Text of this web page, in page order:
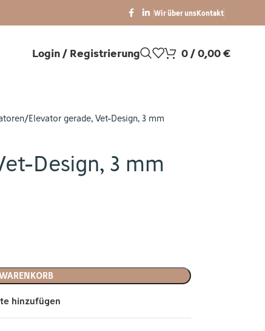
Wir über unsKontakt
Login / Registrierung 0/0,00€
Elevator gerade, Vet-Design, 3 mm
Design, 3 mm
hinzufügen